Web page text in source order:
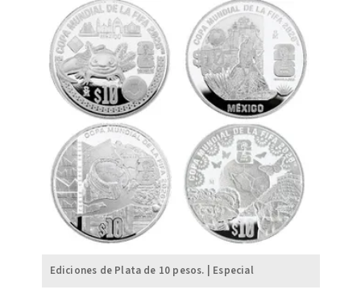
Ediciones de Plata de 10 pesos. | Especial